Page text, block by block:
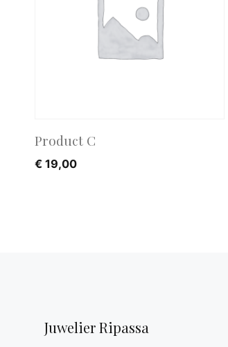
Product C
€ 19,00
Juwelier Ripassa